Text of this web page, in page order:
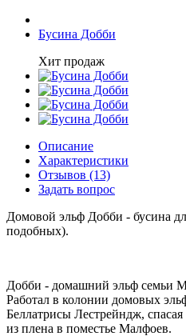
Бусина Добби
Хит продаж
Описание
Характеристики
Отзывов (13)
Задать вопрос
Домовой эльф Добби - бусина
подобных).
Добби - домашний эльф семьи
Работал в колонии домовых
Беллатрисы Лестрейндж,
из плена в поместье Малфоев.